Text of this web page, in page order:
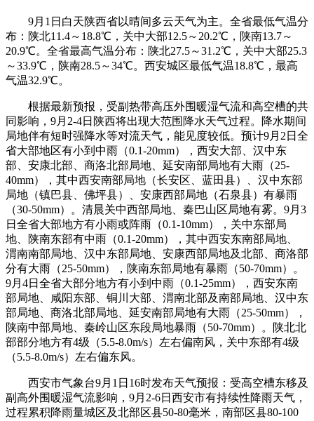
9月1日白天陕西省以晴间多云天气为主。全省最低气温分
布：陕北11.4～18.8℃，关中大部12.5～20.2℃，陕南13.7～
20.9℃。全省最高气温分布：陕北27.5～31.2℃，关中大部25.3
～33.9℃，陕南28.5～34℃。西安城区最低气温18.8℃，最高
气温32.9℃。
根据最新预报，受副热带高压外围暖湿气流和高空槽的共
同影响，9月2-4日陕西将出现大范围降水天气过程。降水期间
局地伴有短时强降水等对流天气，能见度较低。预计9月2日全
省大部地区有小到中雨（0.1-20mm），西安大部、汉中东
部、安康北部、商洛北部局地、延安南部局地有大雨（25-
40mm），其中西安南部局地（长安区、蓝田县）、汉中东部
局地（镇巴县、佛坪县）、安康西部局地（石泉县）有暴雨
（30-50mm）。清晨关中西部局地、秦巴山区局地有雾。9月3
日全省大部地方有小雨或阵雨（0.1-10mm），关中东部局
地、陕南东部有中雨（0.1-20mm），其中西安东南部局地、
渭南南部局地、汉中东部局地、安康西部局地及北部、商洛部
分有大雨（25-50mm），陕南东部局地有暴雨（50-70mm）。
9月4日全省大部分地方有小到中雨（0.1-25mm），西安东南
部局地、咸阳东部、铜川大部、渭南北部及南部局地、汉中东
部局地、商洛北部局地、延安南部局地有大雨（25-50mm），
陕南中部局地、秦岭山区东段局地暴雨（50-70mm）。陕北北
部部分地方有4级（5.5-8.0m/s）左右偏南风，关中东部有4级
（5.5-8.0m/s）左右偏东风。
西安市气象台9月1日16时发布天气预报：受高空槽东移及
副高外围暖湿气流影响，9月2-6日西安市有持续性降雨天气，
过程累积降雨量城区及北部区县50-80毫米，南部区县80-100